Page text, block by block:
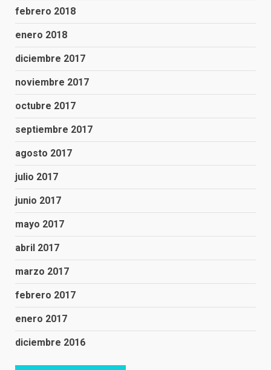
febrero 2018
enero 2018
diciembre 2017
noviembre 2017
octubre 2017
septiembre 2017
agosto 2017
julio 2017
junio 2017
mayo 2017
abril 2017
marzo 2017
febrero 2017
enero 2017
diciembre 2016